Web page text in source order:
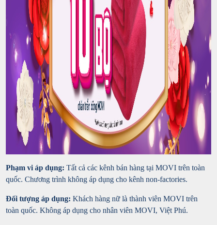
Phạm vi áp dụng: Tất cả các kênh bán hàng tại MOVI trên toàn
quốc. Chương trình không áp dụng cho kênh non-factories.
Đối tượng áp dụng: Khách hàng nữ là thành viên MOVI trên
toàn quốc. Không áp dụng cho nhân viên MOVI, Việt Phú.